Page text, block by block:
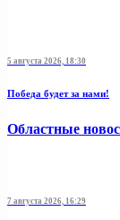
5 августа 2026, 18:30
Победа будет за нами!
Областные
7 августа 2026, 16:29